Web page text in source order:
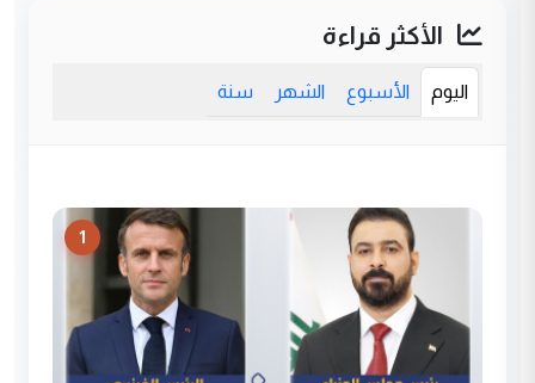
الأكثر قراءة
اليوم الأسبوع الشهر سنة
1